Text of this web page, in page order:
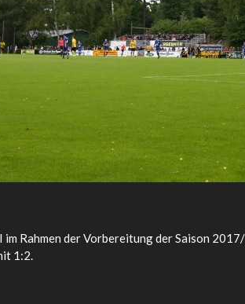
Rahmen der Vorbereitung der Saison
1:2.